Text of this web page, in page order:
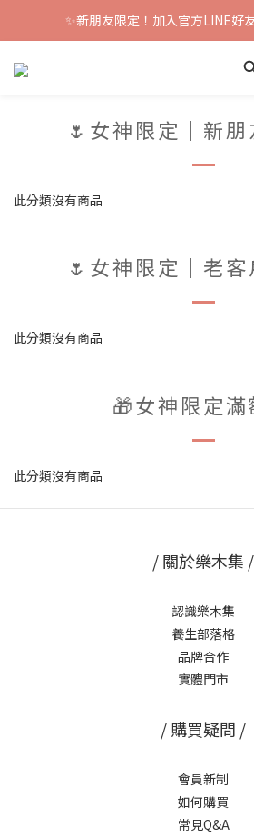
✨新朋友限定！加入官方LINE好
🌷女神限定｜新朋
此分類沒有商品
🌷女神限定｜老客
此分類沒有商品
🎁女神限定滿
此分類沒有商品
/ 關於樂木集 /
認識樂木集
養生部落格
品牌合作
實體門市
/ 購買疑問 /
會員新制
如何購買
常見Q&A